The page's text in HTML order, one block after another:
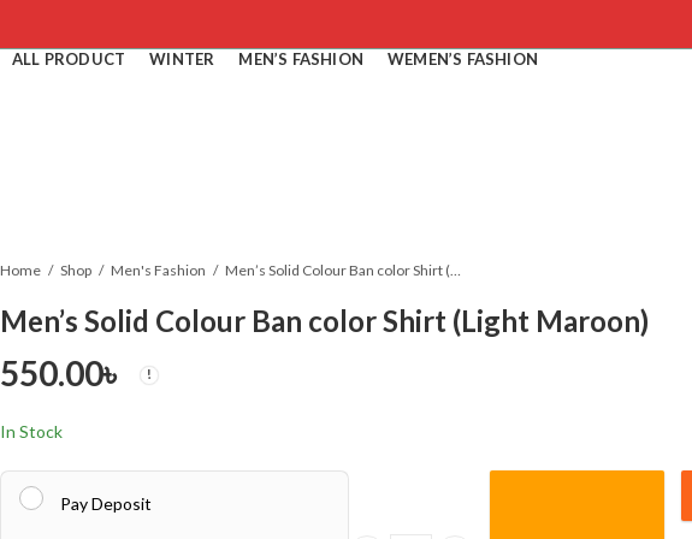
ALL PRODUCT WINTER MEN’S FASHION WEMEN’S FASHION
Home Shop Men's Fashion Men’s Solid Colour Ban color Shirt (Light Maroon)
Men’s Solid Colour Ban color Shirt (Light Maroon)
550.00৳
In Stock
Pay Deposit